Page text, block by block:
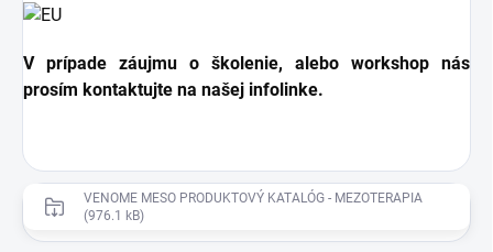
V prípade záujmu o školenie, alebo workshop nás
prosím kontaktujte na našej infolinke.
VENOME MESO PRODUKTOVÝ KATALÓG - MEZOTERAPIA
(976.1 kB)